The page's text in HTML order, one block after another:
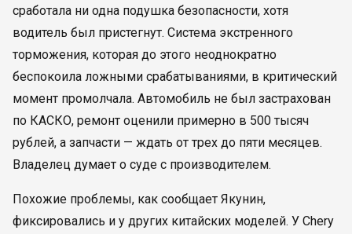
сработала ни одна подушка безопасности, хотя
водитель был пристегнут. Система экстренного
торможения, которая до этого неоднократно
беспокоила ложными срабатываниями, в критический
момент промолчала. Автомобиль не был застрахован
по КАСКО, ремонт оценили примерно в 500 тысяч
рублей, а запчасти — ждать от трех до пяти месяцев.
Владелец думает о суде с производителем.
Похожие проблемы, как сообщает Якунин,
фиксировались и у других китайских моделей. У Chery